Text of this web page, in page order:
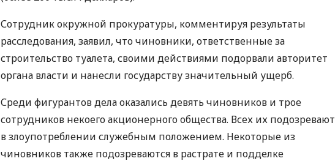
Сотрудник окружной прокуратуры, комментируя результаты
расследования, заявил, что чиновники, ответственные за
строительство туалета, своими действиями подорвали авторитет
органа власти и нанесли государству значительный ущерб.
Среди фигурантов дела оказались девять чиновников и трое
сотрудников некоего акционерного общества. Всех их подозревают
в злоупотреблении служебным положением. Некоторые из
чиновников также подозреваются в растрате и подделке